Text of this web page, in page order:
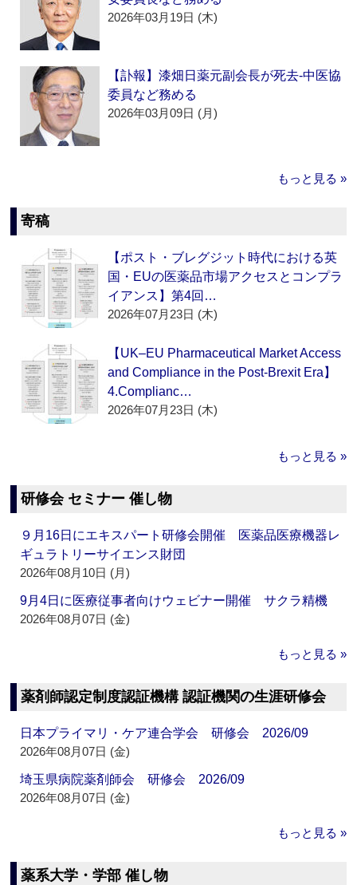
2026年03月19日 (木)
【訃報】漆畑日薬元副会長が死去‐中医協
委員など務める
2026年03月09日 (月)
もっと見る »
寄稿
【ポスト・ブレグジット時代における英
国・EUの医薬品市場アクセスとコンプラ
イアンス】第4回…
2026年07月23日 (木)
【UK–EU Pharmaceutical Market Access
and Compliance in the Post-Brexit Era】
4.Complianc…
2026年07月23日 (木)
もっと見る »
研修会 セミナー 催し物
９月16日にエキスパート研修会開催 医薬品医療機器レ
ギュラトリーサイエンス財団
2026年08月10日 (月)
9月4日に医療従事者向けウェビナー開催 サクラ精機
2026年08月07日 (金)
もっと見る »
薬剤師認定制度認証機構 認証機関の生涯研修会
日本プライマリ・ケア連合学会 研修会 2026/09
2026年08月07日 (金)
埼玉県病院薬剤師会 研修会 2026/09
2026年08月07日 (金)
もっと見る »
薬系大学・学部 催し物